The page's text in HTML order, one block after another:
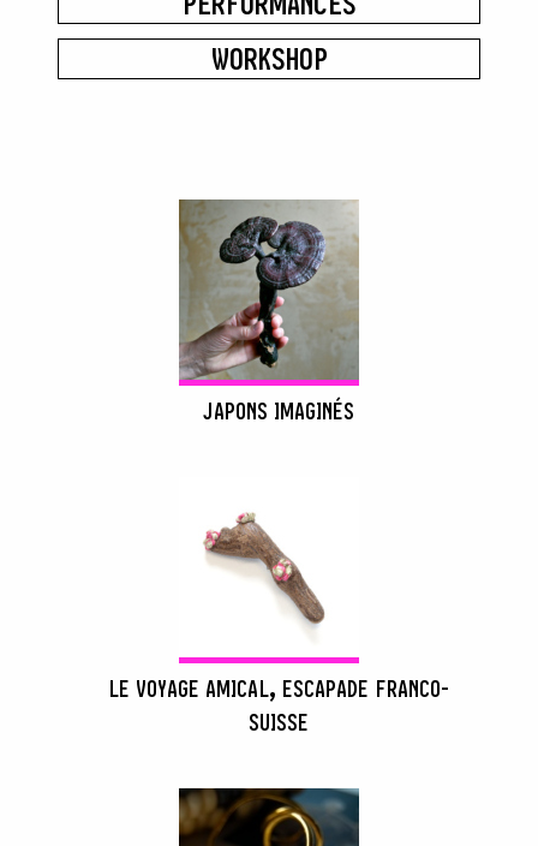
WORKSHOP
JAPONS IMAGINÉS
LE VOYAGE AMICAL, ESCAPADE FRANCO-
SUISSE